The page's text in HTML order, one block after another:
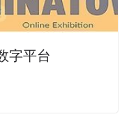
字平台